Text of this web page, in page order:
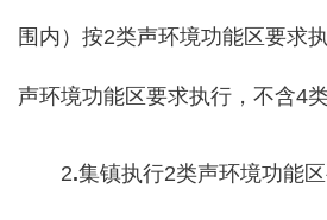
围内）按2类声环境功能区要求
声环境功能区要求执行，不含4类
2.集镇执行2类声环境功能区